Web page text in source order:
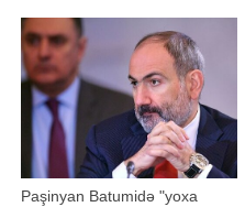
Mərkəzi (SPM) fəaliyyətini
dayandırıb. Mərkəzin fəaliyyətini
dayandırmasına səbəb maliyyə
problemini
Paşinyan Batumidə "yoxa